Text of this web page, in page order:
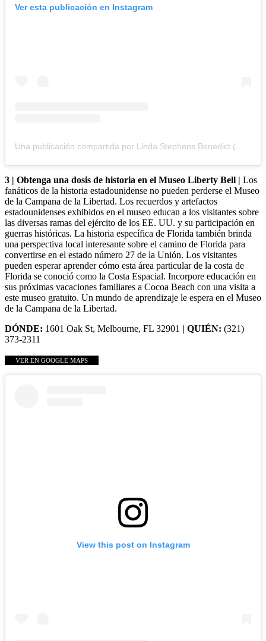
Ver esta publicación en Instagram
3 | Obtenga una dosis de historia en el Museo Liberty Bell | Los
fanáticos de la historia estadounidense no pueden perderse el Museo
de la Campana de la Libertad. Los recuerdos y artefactos
estadounidenses exhibidos en el museo educan a los visitantes sobre
las diversas ramas del ejército de los EE. UU. y su participación en
guerras históricas. La historia específica de Florida también brinda
una perspectiva local interesante sobre el camino de Florida para
convertirse en el estado número 27 de la Unión. Los visitantes
pueden esperar aprender cómo esta área particular de la costa de
Florida se conoció como la Costa Espacial. Incorpore educación en
sus próximas vacaciones familiares a Cocoa Beach con una visita a
este museo gratuito. Un mundo de aprendizaje le espera en el Museo
de la Campana de la Libertad.
DÓNDE: 1601 Oak St, Melbourne, FL 32901 | QUIÉN: (321)
373-2311
VER EN GOOGLE MAPS
View this post on Instagram